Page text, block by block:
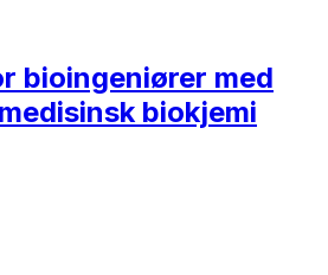
bioingeniører med
biokjemi